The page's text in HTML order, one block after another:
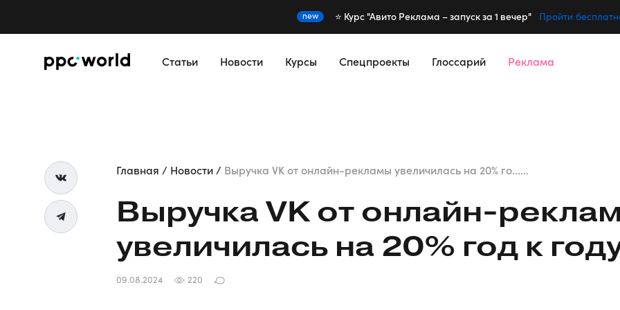
new ⭐️ Курс "Авито Реклама – запуск за 1 вечер" Пройти
Статьи Новости Курсы Спецпроекты Глоссарий Реклама
Главная Новости Выручка VK от онлайн-рекламы увеличилась на 20% го......
Выручка VK от онлайн-
увеличилась на 20% год к
09.08.2024 220